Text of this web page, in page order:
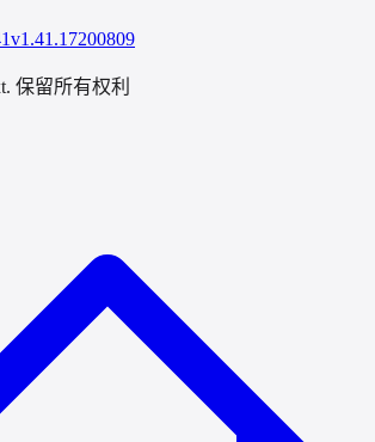
v1.41.17200809
. 保留所有权利